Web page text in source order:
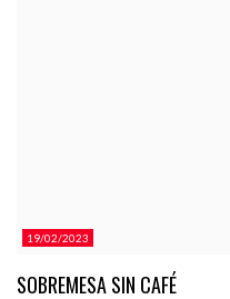
19/02/2023
SOBREMESA SIN CAFÉ